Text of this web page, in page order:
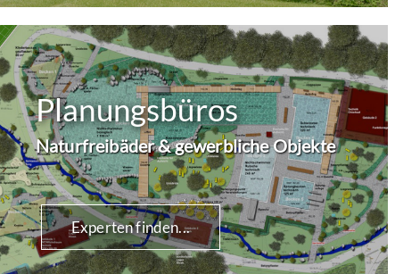
Planungsbüros
Naturfreibäder & gewerbliche Objekte
Experten finden...